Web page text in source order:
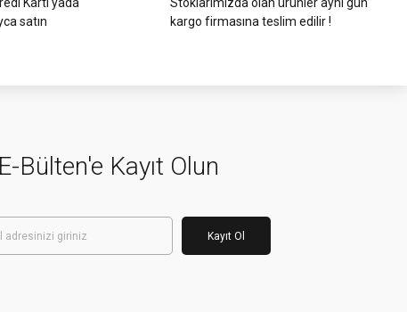
satın
kargo firmasına teslim edilir !
E-Bülten'e Kayıt Olun
Kayıt Ol